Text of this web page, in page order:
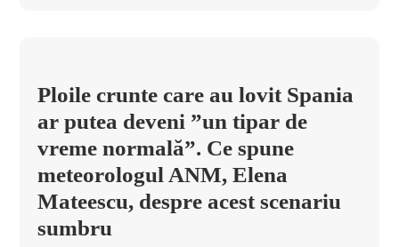
Ploile crunte care au lovit Spania
ar putea deveni ”un tipar de
vreme normală”. Ce spune
meteorologul ANM, Elena
Mateescu, despre acest scenariu
sumbru